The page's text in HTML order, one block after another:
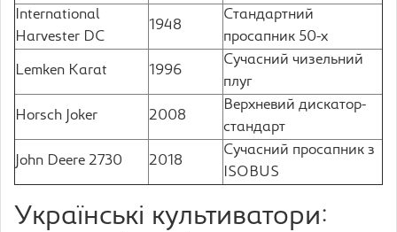
International
Harvester DC
1948
Стандартний
просапник 50-х
Lemken Karat 1996
Сучасний чизельний
плуг
Horsch Joker 2008
Вeрхневий дискатор-
стандарт
John Deere 2730 2018
Сучасний просапник з
ISOBUS
Українські культиватори: